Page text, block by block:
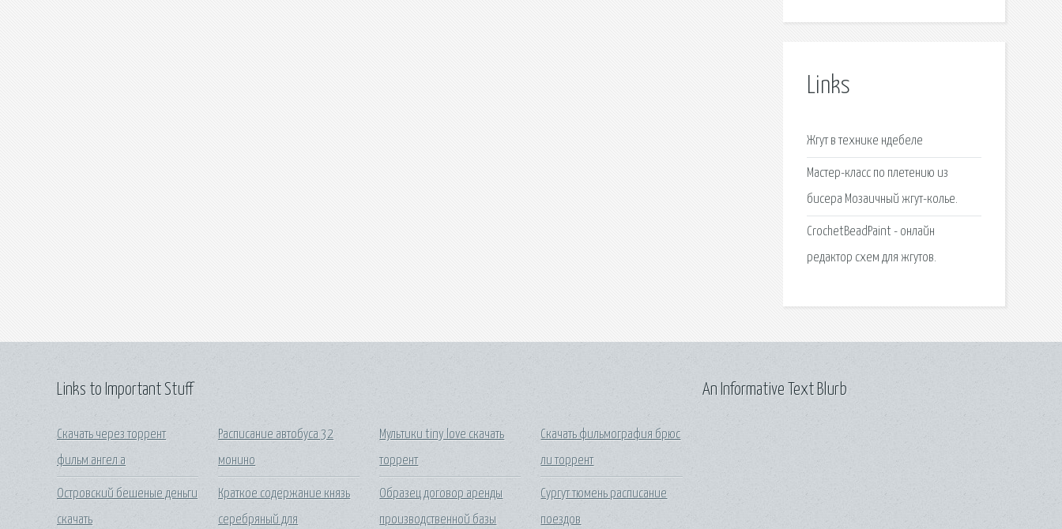
Links
Жгут в технике ндебеле
Мастер-класс по плетению из
бисера Мозаичный жгут-колье.
CrochetBeadPaint - онлайн
редактор схем для жгутов.
Links to Important Stuff
Скачать через торрент
фильм ангел а
Островский бешеные деньги
скачать
Расписание автобуса 32
монино
Краткое содержание князь
серебряный для
Мультики tiny love скачать
торрент
Образец договор аренды
производственной базы
Скачать фильмография брюс
ли торрент
Сургут тюмень расписание
поездов
An Informative Text Blurb